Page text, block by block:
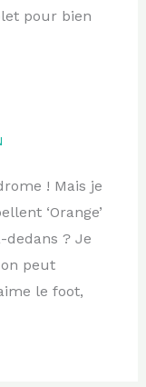
pour bien
! Mais je
‘Orange’
dedans ? Je
peut
le foot,